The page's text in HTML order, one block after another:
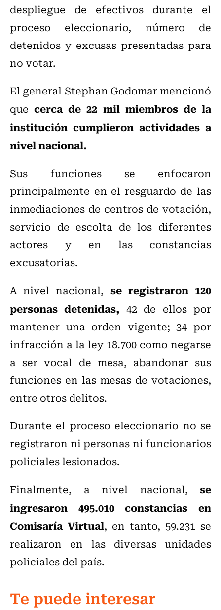
despliegue de efectivos durante el
proceso eleccionario, número de
detenidos y excusas presentadas para
no votar.
El general Stephan Godomar mencionó
quecerca de 22 mil miembros de la
institución cumplieron actividades a
nivel nacional.
Sus funciones se enfocaron
principalmente en el resguardo de las
inmediaciones de centros de votación,
servicio de escolta de los diferentes
actores y en las constancias
excusatorias.
A nivel nacional, se registraron 120
personas detenidas, 42 de ellos por
mantener una orden vigente; 34 por
infracción a la ley 18.700 como negarse
a ser vocal de mesa, abandonar sus
funciones en las mesas de votaciones,
entre otros delitos.
Durante el proceso eleccionario no se
registraron ni personas ni funcionarios
policiales lesionados.
Finalmente, a nivel nacional, se
ingresaron 495.010 constancias en
Comisaría Virtual, en tanto, 59.231 se
realizaron en las diversas unidades
policiales del país.
Te puede interesar